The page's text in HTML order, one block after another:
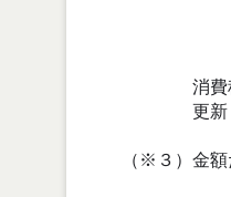
弾性
弾性
弾性包
消費税は
更新（再
（※３）金